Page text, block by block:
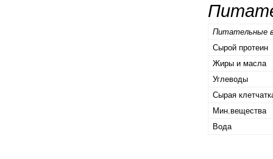
Питательные
Сырой протеин
Жиры и масла
Углеводы
Сырая
Мин.вещества
Вода